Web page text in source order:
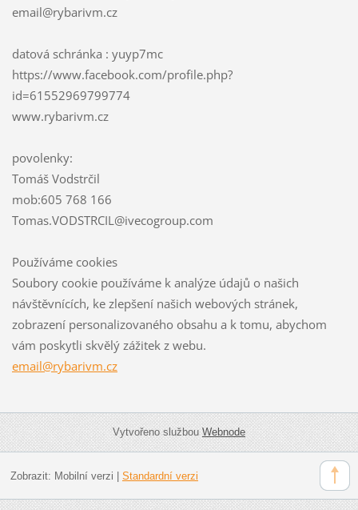
email@rybarivm.cz
datová schránka : yuyp7mc
https://www.facebook.com/profile.php?
id=61552969799774
www.rybarivm.cz
povolenky:
Tomáš Vodstrčil
mob:605 768 166
Tomas.VODSTRCIL@ivecogroup.com
Používáme cookies
Soubory cookie používáme k analýze údajů o našich
návštěvnících, ke zlepšení našich webových stránek,
zobrazení personalizovaného obsahu a k tomu, abychom
vám poskytli skvělý zážitek z webu.
email@rybarivm.cz
Vytvořeno službouWebnode
Zobrazit: Mobilní verzi Standardní verzi